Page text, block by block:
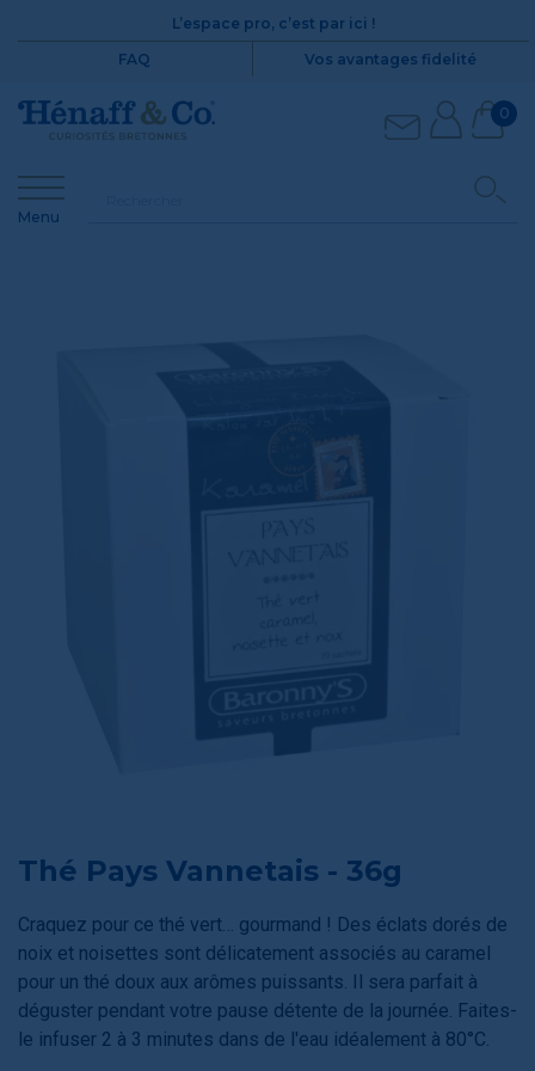
L’espace pro, c’est par ici !
FAQ
Vos avantages fidelité
0
Menu
Thé Pays Vannetais - 36g
Craquez pour ce thé vert… gourmand ! Des éclats dorés de
noix et noisettes sont délicatement associés au caramel
pour un thé doux aux arômes puissants. Il sera parfait à
déguster pendant votre pause détente de la journée. Faites-
le infuser 2 à 3 minutes dans de l'eau idéalement à 80°C.